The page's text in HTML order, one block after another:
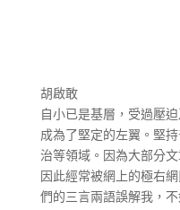
胡啟敢
自小已是基層，受過壓
成為了堅定的左翼。堅
治等領域。因為大部分
因此經常被網上的極右
們的三言兩語誤解我，